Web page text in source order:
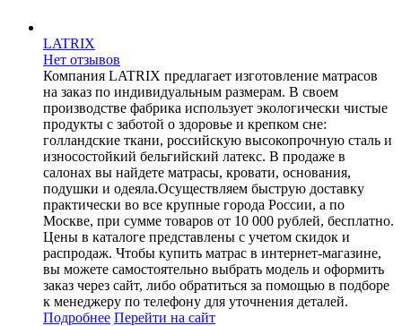
LATRIX
Нет отзывов
Компания LATRIX предлагает изготовление матрасов
на заказ по индивидуальным размерам. В своем
производстве фабрика использует экологически чистые
продукты с заботой о здоровье и крепком сне:
голландские ткани, российскую высокопрочную сталь и
износостойкий бельгийский латекс. В продаже в
салонах вы найдете матрасы, кровати, основания,
подушки и одеяла.Осуществляем быструю доставку
практически во все крупные города России, а по
Москве, при сумме товаров от 10 000 рублей, бесплатно.
Цены в каталоге представлены с учетом скидок и
распродаж. Чтобы купить матрас в интернет-магазине,
вы можете самостоятельно выбрать модель и оформить
заказ через сайт, либо обратиться за помощью в подборе
к менеджеру по телефону для уточнения деталей.
Подробнее Перейти на сайт